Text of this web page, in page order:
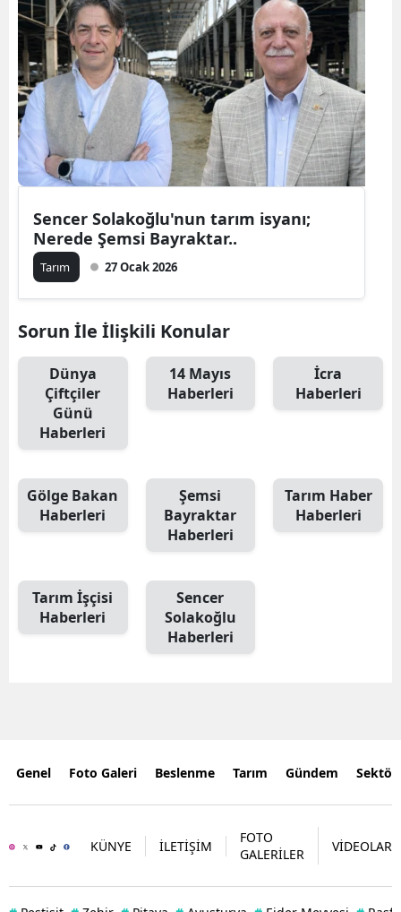
Sencer Solakoğlu'nun tarım isyanı;
Nerede Şemsi Bayraktar..
Tarım 27 Ocak 2026
Sorun İle İlişkili Konular
Dünya
Çiftçiler
Günü
Haberleri
14 Mayıs
Haberleri
İcra
Haberleri
Gölge Bakan
Haberleri
Şemsi
Bayraktar
Haberleri
Tarım Haber
Haberleri
Tarım İşçisi
Haberleri
Sencer
Solakoğlu
Haberleri
Genel Foto Galeri Beslenme Tarım Gündem
KÜNYE İLETİŞİM
FOTO
GALERİLER
VİDEOLAR